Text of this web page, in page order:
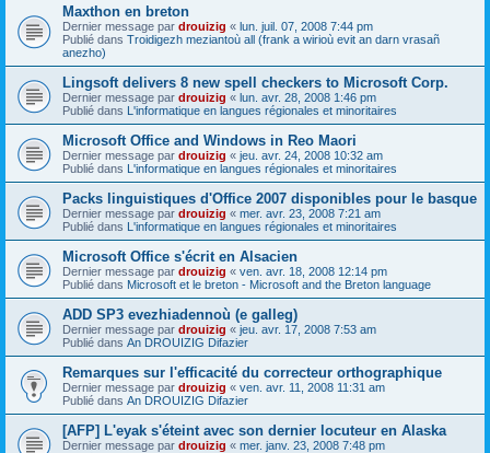
Maxthon en breton
Dernier message par drouizig « lun. juil. 07, 2008 7:44 pm
Publié dans Troidigezh meziantoù all (frank a wirioù evit an darn vrasañ
anezho)
Lingsoft delivers 8 new spell checkers to Microsoft Corp.
Dernier message par drouizig « lun. avr. 28, 2008 1:46 pm
Publié dans L'informatique en langues régionales et minoritaires
Microsoft Office and Windows in Reo Maori
Dernier message par drouizig « jeu. avr. 24, 2008 10:32 am
Publié dans L'informatique en langues régionales et minoritaires
Packs linguistiques d'Office 2007 disponibles pour le basque
Dernier message par drouizig « mer. avr. 23, 2008 7:21 am
Publié dans L'informatique en langues régionales et minoritaires
Microsoft Office s'écrit en Alsacien
Dernier message par drouizig « ven. avr. 18, 2008 12:14 pm
Publié dans Microsoft et le breton - Microsoft and the Breton language
ADD SP3 evezhiadennoù (e galleg)
Dernier message par drouizig « jeu. avr. 17, 2008 7:53 am
Publié dans An DROUIZIG Difazier
Remarques sur l'efficacité du correcteur orthographique
Dernier message par drouizig « ven. avr. 11, 2008 11:31 am
Publié dans An DROUIZIG Difazier
[AFP] L'eyak s'éteint avec son dernier locuteur en Alaska
Dernier message par drouizig « mer. janv. 23, 2008 7:48 pm